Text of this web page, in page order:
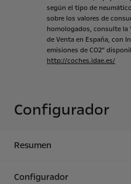
según el tipo de
sobre los valores de
homologados, consulte la
de Venta en España, con
emisiones de CO2”
http://coches.idae.es/
Configurador
Resumen
Configurador